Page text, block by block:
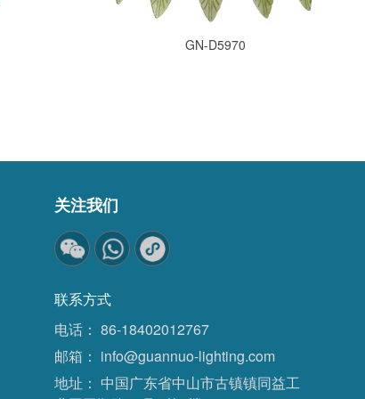
GN-D5970
关注我们
联系方式
电话： 86-18402012767
邮箱： info@guannuo-lighting.com
地址： 中国广东省中山市古镇镇同益工